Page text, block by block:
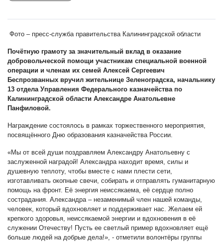
Фото – пресс-служба правительства Калининградской области
Почётную грамоту за значительный вклад в оказание
добровольческой помощи участникам специальной военной
операции и членам их семей Алексей Сергеевич
Беспрозванных вручил жительнице Зеленоградска, начальнику
13 отдела Управления Федерального казначейства по
Калининградской области Александре Анатольевне
Панфиловой.
Награждение состоялось в рамках торжественного мероприятия,
посвящённого Дню образования казначейства России.
«Мы от всей души поздравляем Александру Анатольевну с
заслуженной наградой! Александра находит время, силы и
душевную теплоту, чтобы вместе с нами плести сети,
изготавливать окопные свечи, собирать и отправлять гуманитарную
помощь на фронт. Её энергия неиссякаема, её сердце полно
сострадания. Александра – незаменимый член нашей команды,
человек, который вдохновляет и поддерживает нас. Желаем ей
крепкого здоровья, неиссякаемой энергии и вдохновения в её
служении Отечеству! Пусть ее светлый пример вдохновляет ещё
больше людей на добрые дела!», - отметили волонтёры группы